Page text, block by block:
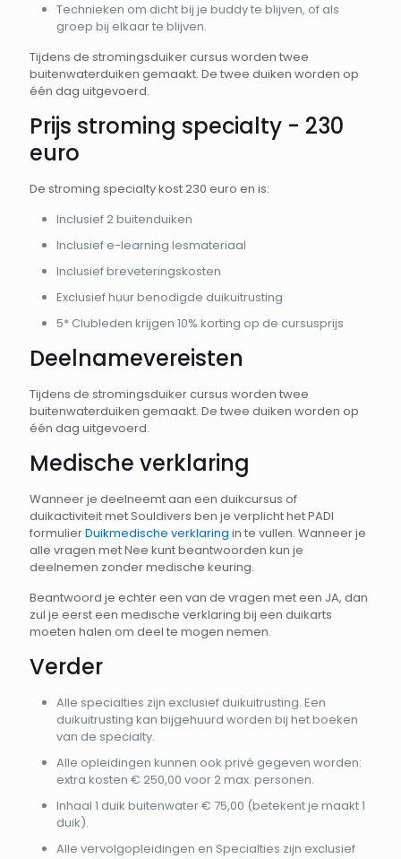
Technieken om dicht bij je buddy te blijven, of als
groep bij elkaar te blijven.
Tijdens de stromingsduiker cursus worden twee
buitenwaterduiken gemaakt. De twee duiken worden op
één dag uitgevoerd.
Prijs stroming specialty - 230
euro
De stroming specialty kost 230 euro en is:
Inclusief 2 buitenduiken
Inclusief e-learning lesmateriaal
Inclusief breveteringskosten
Exclusief huur benodigde duikuitrusting
5* Clubleden krijgen 10% korting op de cursusprijs
Deelnamevereisten
Tijdens de stromingsduiker cursus worden twee
buitenwaterduiken gemaakt. De twee duiken worden op
één dag uitgevoerd.
Medische verklaring
Wanneer je deelneemt aan een duikcursus of
duikactiviteit met Souldivers ben je verplicht het PADI
formulierDuikmedische verklaring in te vullen. Wanneer je
alle vragen met Nee kunt beantwoorden kun je
deelnemen zonder medische keuring.
Beantwoord je echter een van de vragen met een JA, dan
zul je eerst een medische verklaring bij een duikarts
moeten halen om deel te mogen nemen.
Verder
Alle specialties zijn exclusief duikuitrusting. Een
duikuitrusting kan bijgehuurd worden bij het boeken
van de specialty.
Alle opleidingen kunnen ook privé gegeven worden:
extra kosten € 250,00 voor 2 max. personen.
Inhaal 1 duik buitenwater € 75,00 (betekent je maakt 1
duik).
Alle vervolgopleidingen en Specialties zijn exclusief